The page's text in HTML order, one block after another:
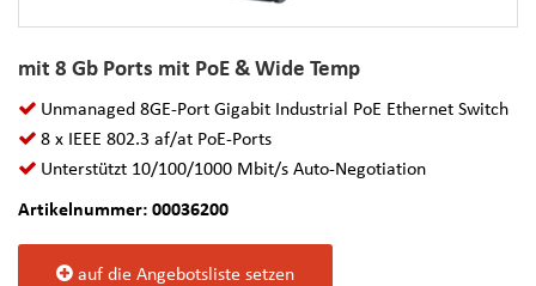
mit 8 Gb Ports mit PoE & Wide Temp
Unmanaged 8GE-Port Gigabit Industrial PoE Ethernet Switch
8 x IEEE 802.3 af/at PoE-Ports
Unterstützt 10/100/1000 Mbit/s Auto-Negotiation
Artikelnummer: 00036200
auf die Angebotsliste setzen